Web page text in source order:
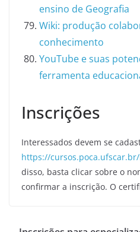
ensino de Geografia
Wiki: produção
conhecimento
YouTube e suas
ferramenta
Inscrições
Interessados devem se
https://
disso, basta clicar sobre o
confirmar a inscrição. O